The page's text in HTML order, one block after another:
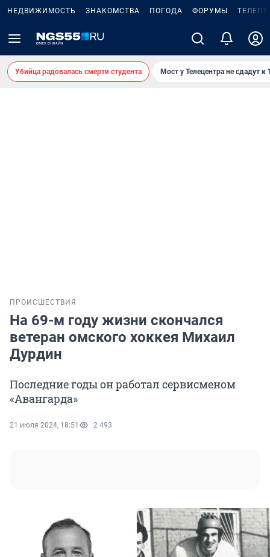
НЕДВИЖИМОСТЬ ЗНАКОМСТВА ПОГОДА ФОРУМЫ
Убийца радовалась смерти студента Мост у Телецентра не сдадут к
ПРОИСШЕСТВИЯ
На 69-м году жизни скончался
ветеран омского хоккея Михаил
Дурдин
Последние годы он работал сервисменом
«Авангарда»
21 июля 2024, 18:51 2 493